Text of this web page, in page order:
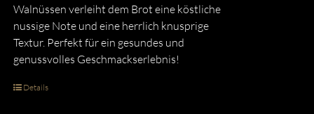
Walnüssen verleiht dem Brot eine köstliche
nussige Note und eine herrlich knusprige
Textur. Perfekt für ein gesundes und
genussvolles Geschmackserlebnis!
Details